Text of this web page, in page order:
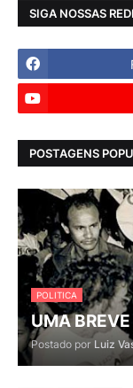
SIGA NOSSAS
POSTAGENS
POLITICA
UMA
Postado por Luiz